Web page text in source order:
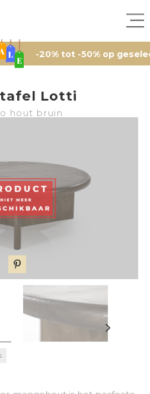
-20% tot -50% op
Lotti
hout bruin